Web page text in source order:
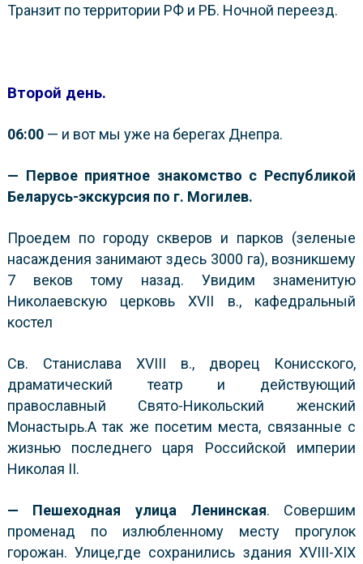
Транзит по территории РФ и РБ. Ночной переезд.
Второй день.
06:00— и вот мы уже на берегах Днепра.
— Первое приятное знакомство с Республикой
Беларусь-экскурсия по г. Могилев.
Проедем по городу скверов и парков (зеленые
насаждения занимают здесь 3000 га), возникшему
7 веков тому назад. Увидим знаменитую
Николаевскую церковь XVII в., кафедральный
костел
Св. Станислава XVIII в., дворец Конисского,
драматический театр и действующий
православный Свято-Никольский женский
Монастырь.А так же посетим места, связанные с
жизнью последнего царя Российской империи
Николая II.
— Пешеходная улица Ленинская. Совершим
променад по излюбленному месту прогулок
горожан. Улице,где сохранились здания XVIII-XIX